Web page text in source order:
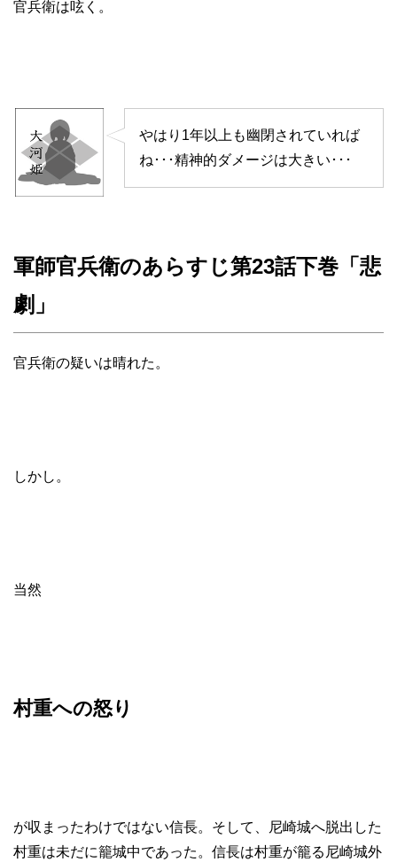
官兵衛は呟く。
やはり1年以上も幽閉されていれば
ね･･･精神的ダメージは大きい･･･
軍師官兵衛のあらすじ第23話下巻「悲
劇」
官兵衛の疑いは晴れた。
しかし。
当然
村重への怒り
が収まったわけではない信長。そして、尼崎城へ脱出した
村重は未だに籠城中であった。信長は村重が籠る尼崎城外